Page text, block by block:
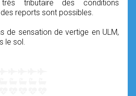
tributaire des conditions
reports sont possibles.
de sensation de vertige en ULM,
le sol.